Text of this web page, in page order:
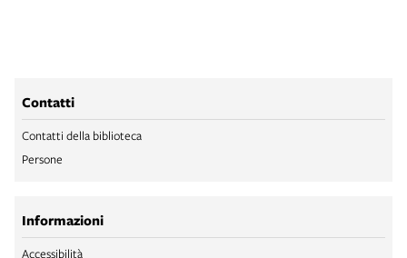
Contatti
Contatti della biblioteca
Persone
Informazioni
Accessibilità